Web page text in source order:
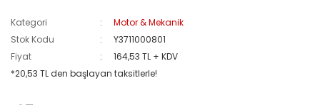
Kategori
Motor & Mekanik
Stok Kodu
Y3711000801
Fiyat
164,53 TL + KDV
*20,53 TL den başlayan taksitlerle!